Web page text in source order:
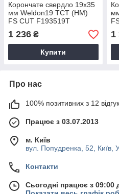
Корончате свердло 19x35
мм Weldon19 TCT (НМ)
FS CUT F193519Т
1 236 ₴
Купити
1
Про нас
100% позитивних з 12
Працює з 03.07.2013
м. Київ
вул. Попудренка, 52, Київ,
Контакти
Сьогодні працює з 09:00